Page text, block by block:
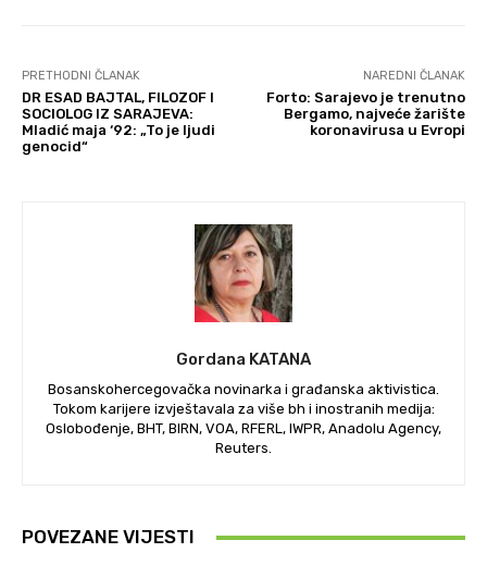
PRETHODNI ČLANAK
DR ESAD BAJTAL, FILOZOF I
SOCIOLOG IZ SARAJEVA:
Mladić maja ‘92: „To je ljudi
genocid“
NAREDNI ČLANAK
Forto: Sarajevo je trenutno
Bergamo, najveće žarište
koronavirusa u Evropi
Gordana KATANA
Bosanskohercegovačka novinarka i građanska aktivistica.
Tokom karijere izvještavala za više bh i inostranih medija:
Oslobođenje, BHT, BIRN, VOA, RFERL, IWPR, Anadolu Agency,
Reuters.
POVEZANE VIJESTI